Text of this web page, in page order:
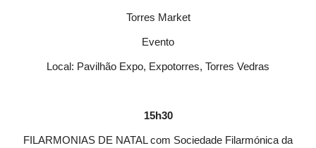
Torres Market
Evento
Local: Pavilhão Expo, Expotorres, Torres Vedras
15h30
FILARMONIAS DE NATAL com Sociedade Filarmónica da